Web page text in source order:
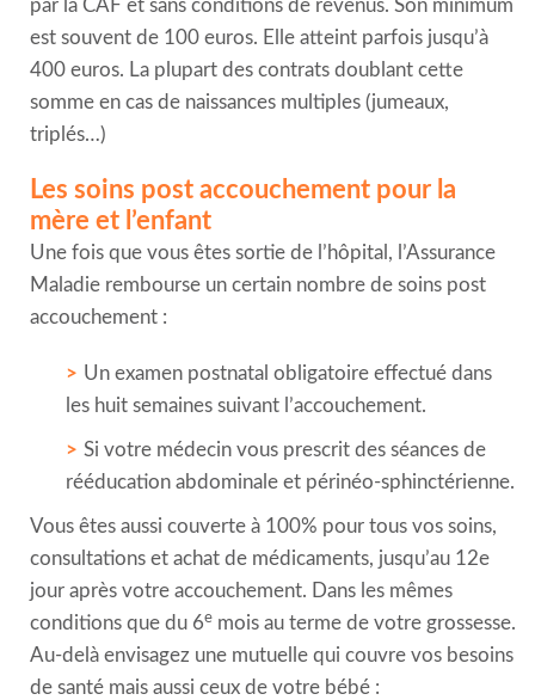
par la CAF et sans conditions de revenus. Son minimum
est souvent de 100 euros. Elle atteint parfois jusqu’à
400 euros. La plupart des contrats doublant cette
somme en cas de naissances multiples (jumeaux,
triplés…)
Les soins post accouchement pour la
mère et l’enfant
Une fois que vous êtes sortie de l’hôpital, l’Assurance
Maladie rembourse un certain nombre de soins post
accouchement :
Un examen postnatal obligatoire effectué dans
les huit semaines suivant l’accouchement.
Si votre médecin vous prescrit des séances de
rééducation abdominale et périnéo-sphinctérienne.
Vous êtes aussi couverte à 100% pour tous vos soins,
consultations et achat de médicaments, jusqu’au 12e
jour après votre accouchement. Dans les mêmes
conditions que du 6e mois au terme de votre grossesse.
Au-delà envisagez une mutuelle qui couvre vos besoins
de santé mais aussi ceux de votre bébé :